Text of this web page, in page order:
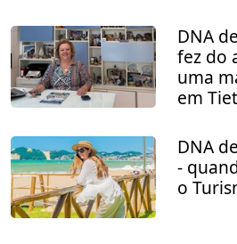
DNA
fez do
uma
em
DNA
-
o